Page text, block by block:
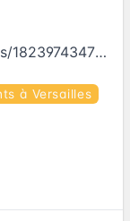
https://www.facebook.com/events/1823974347878205
à Versailles